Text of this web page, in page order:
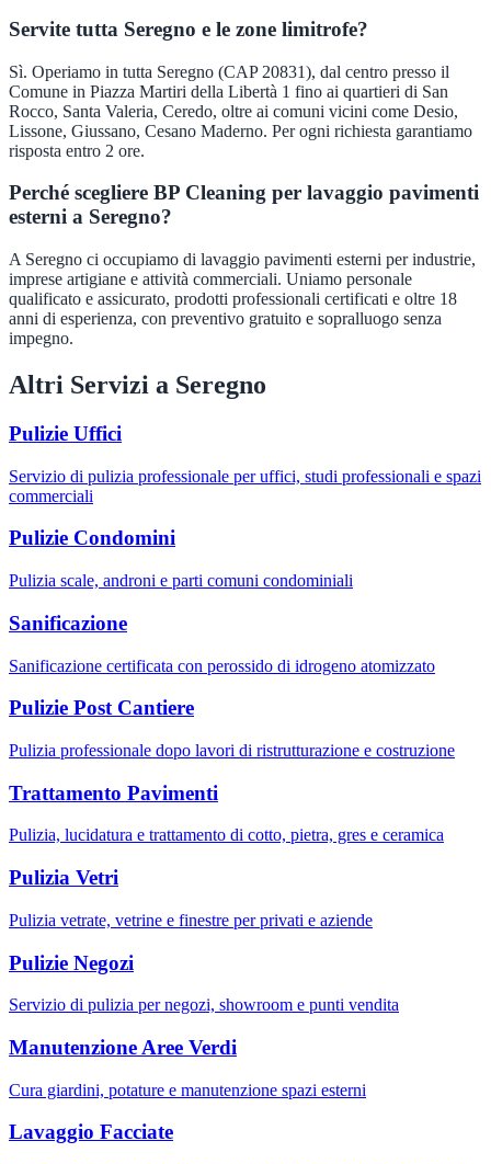
Servite tutta Seregno e le zone limitrofe?
Sì. Operiamo in tutta Seregno (CAP 20831), dal centro presso il
Comune in Piazza Martiri della Libertà 1 fino ai quartieri di San
Rocco, Santa Valeria, Ceredo, oltre ai comuni vicini come Desio,
Lissone, Giussano, Cesano Maderno. Per ogni richiesta garantiamo
risposta entro 2 ore.
Perché scegliere BP Cleaning per lavaggio pavimenti
esterni a Seregno?
A Seregno ci occupiamo di lavaggio pavimenti esterni per industrie,
imprese artigiane e attività commerciali. Uniamo personale
qualificato e assicurato, prodotti professionali certificati e oltre 18
anni di esperienza, con preventivo gratuito e sopralluogo senza
impegno.
Altri Servizi a Seregno
Pulizie Uffici
Servizio di pulizia professionale per uffici, studi professionali e spazi
commerciali
Pulizie Condomini
Pulizia scale, androni e parti comuni condominiali
Sanificazione
Sanificazione certificata con perossido di idrogeno atomizzato
Pulizie Post Cantiere
Pulizia professionale dopo lavori di ristrutturazione e costruzione
Trattamento Pavimenti
Pulizia, lucidatura e trattamento di cotto, pietra, gres e ceramica
Pulizia Vetri
Pulizia vetrate, vetrine e finestre per privati e aziende
Pulizie Negozi
Servizio di pulizia per negozi, showroom e punti vendita
Manutenzione Aree Verdi
Cura giardini, potature e manutenzione spazi esterni
Lavaggio Facciate